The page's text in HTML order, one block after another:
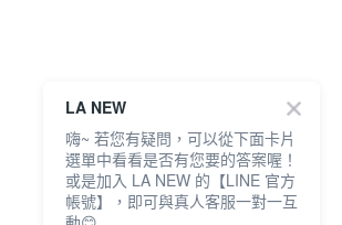
LA NEW
嗨~ 若您有疑問，可以從下面卡片
選單中看看是否有您要的答案喔！
或是加入 LA NEW 的【LINE 官方
帳號】，即可與真人客服一對一互